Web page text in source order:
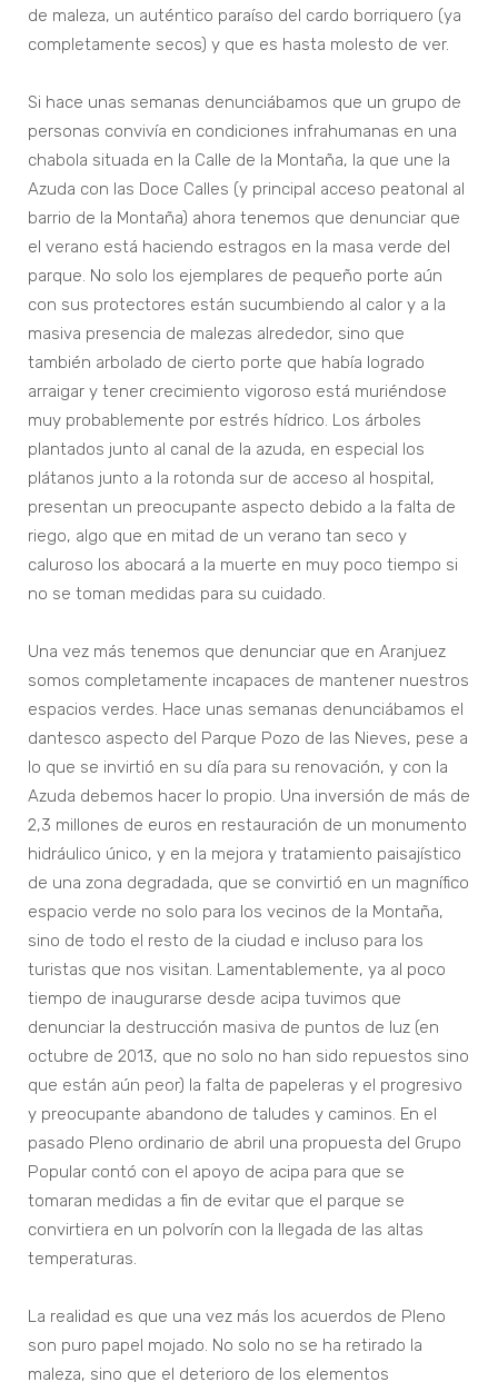
de maleza, un auténtico paraíso del cardo borriquero (ya
completamente secos) y que es hasta molesto de ver.
Si hace unas semanas denunciábamos que un grupo de
personas convivía en condiciones infrahumanas en una
chabola situada en la Calle de la Montaña, la que une la
Azuda con las Doce Calles (y principal acceso peatonal al
barrio de la Montaña) ahora tenemos que denunciar que
el verano está haciendo estragos en la masa verde del
parque. No solo los ejemplares de pequeño porte aún
con sus protectores están sucumbiendo al calor y a la
masiva presencia de malezas alrededor, sino que
también arbolado de cierto porte que había logrado
arraigar y tener crecimiento vigoroso está muriéndose
muy probablemente por estrés hídrico. Los árboles
plantados junto al canal de la azuda, en especial los
plátanos junto a la rotonda sur de acceso al hospital,
presentan un preocupante aspecto debido a la falta de
riego, algo que en mitad de un verano tan seco y
caluroso los abocará a la muerte en muy poco tiempo si
no se toman medidas para su cuidado.
Una vez más tenemos que denunciar que en Aranjuez
somos completamente incapaces de mantener nuestros
espacios verdes. Hace unas semanas denunciábamos el
dantesco aspecto del Parque Pozo de las Nieves, pese a
lo que se invirtió en su día para su renovación, y con la
Azuda debemos hacer lo propio. Una inversión de más de
2,3 millones de euros en restauración de un monumento
hidráulico único, y en la mejora y tratamiento paisajístico
de una zona degradada, que se convirtió en un magnífico
espacio verde no solo para los vecinos de la Montaña,
sino de todo el resto de la ciudad e incluso para los
turistas que nos visitan. Lamentablemente, ya al poco
tiempo de inaugurarse desde acipa tuvimos que
denunciar la destrucción masiva de puntos de luz (en
octubre de 2013, que no solo no han sido repuestos sino
que están aún peor) la falta de papeleras y el progresivo
y preocupante abandono de taludes y caminos. En el
pasado Pleno ordinario de abril una propuesta del Grupo
Popular contó con el apoyo de acipa para que se
tomaran medidas a fin de evitar que el parque se
convirtiera en un polvorín con la llegada de las altas
temperaturas.
La realidad es que una vez más los acuerdos de Pleno
son puro papel mojado. No solo no se ha retirado la
maleza, sino que el deterioro de los elementos